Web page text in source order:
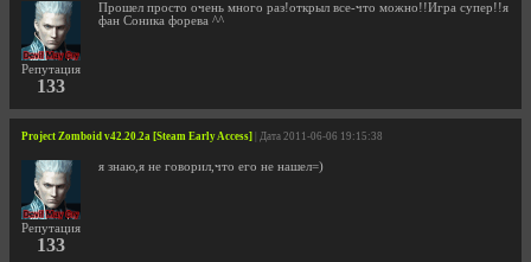
Репутация
133
Прошел просто очень много раз!открыл все-что можно!!Игра супер!!я
фан Соника форева ^^
Project Zomboid v42.20.2a [Steam Early Access] | Дата 2011-06-06 19:15:38
Репутация
133
я знаю,я не говорил,что его не нашел=)